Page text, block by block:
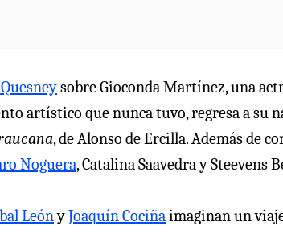
sobre Gioconda Martínez, una
artístico que nunca tuvo, regresa a su
, de Alonso de Ercilla. Además de
Noguera, Catalina Saavedra y Steevens
LeónyJoaquín Cociñaimaginan un